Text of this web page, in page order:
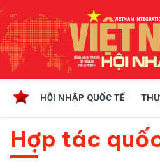
HỘI NHẬP QUỐC TẾ
Hợp tác